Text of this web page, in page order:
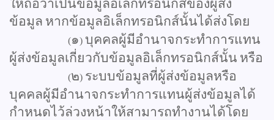
ให้ถือว่าเป็นข้อมูลอิเล็กทรอนิกส์ของผู้ส่ง
ข้อมูล หากข้อมูลอิเล็กทรอนิกส์นั้นได้ส่งโดย
(๑) บุคคลผู้มีอำนาจกระทำการแทน
ผู้ส่งข้อมูลเกี่ยวกับข้อมูลอิเล็กทรอนิกส์นั้น หรือ
(๒) ระบบข้อมูลที่ผู้ส่งข้อมูลหรือ
บุคคลผู้มีอำนาจกระทำการแทนผู้ส่งข้อมูลได้
กำหนดไว้ล่วงหน้าให้สามารถทำงานได้โดย